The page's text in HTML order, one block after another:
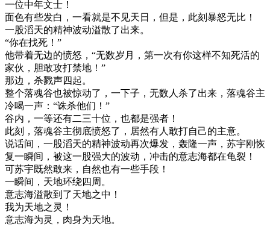
一位中年文士！
面色有些发白，一看就是不见天日，但是，此刻暴怒无比！
一股滔天的精神波动溢散了出来。
“你在找死！”
他带着无边的愤怒，“无数岁月，第一次有你这样不知死活的
家伙，胆敢攻打禁地！”
那边，杀戮声四起。
整个落魂谷也被惊动了，一下子，无数人杀了出来，落魂谷主
冷喝一声：“诛杀他们！”
谷内，一等还有二三十位，也都是强者！
此刻，落魂谷主彻底愤怒了，居然有人敢打自己的主意。
说话间，一股滔天的精神波动再次爆发，轰隆一声，苏宇刚恢
复一瞬间，被这一股强大的波动，冲击的意志海都在龟裂！
可苏宇既然敢来，自然也有一些手段！
一瞬间，天地环绕四周。
意志海溢散到了天地之中！
我为天地之灵！
意志海为灵，肉身为天地。